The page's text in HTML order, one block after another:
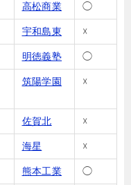
高松商業 ◯
宇和島東 ☓
明徳義塾 ◯
筑陽学園 ☓
佐賀北 ☓
海星 ☓
熊本工業 ◯